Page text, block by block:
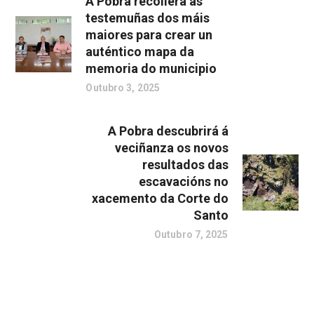
testemuñas dos máis
maiores para crear un
auténtico mapa da
memoria do municipio
Outubro 3, 2025
A Pobra descubrirá á
veciñanza os novos
resultados das
escavacións no
xacemento da Corte do
Santo
Outubro 7, 2025